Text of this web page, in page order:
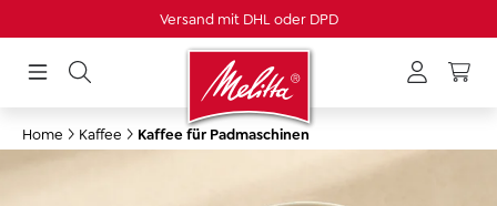
Versand mit DHL oder DPD
Home Kaffee Kaffee für Padmaschinen